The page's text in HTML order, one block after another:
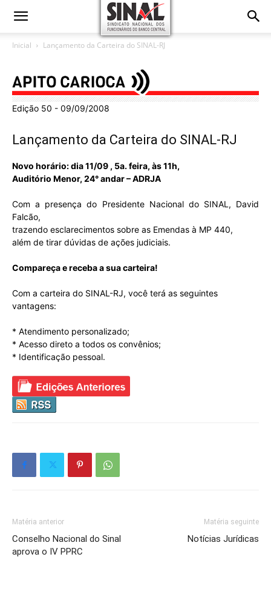
Inicial Lançamento da Carteira do SINAL-RJ
Edição 50 - 09/09/2008
Lançamento da Carteira do SINAL-RJ
Novo horário: dia 11/09 , 5a. feira, às 11h,
Auditório Menor, 24° andar – ADRJA
Com a presença do Presidente Nacional do SINAL, David
Falcão,
trazendo esclarecimentos sobre as Emendas à MP 440,
além de tirar dúvidas de ações judiciais.
Compareça e receba a sua carteira!
Com a carteira do SINAL-RJ, você terá as seguintes
vantagens:
* Atendimento personalizado;
* Acesso direto a todos os convênios;
* Identificação pessoal.
Matéria anterior
Conselho Nacional do Sinal
aprova o IV PPRC
Matéria seguinte
Notícias Jurídicas